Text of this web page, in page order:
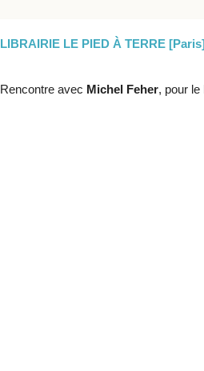
LIBRAIRIE LE PIED À TERRE
Rencontre avec Michel Feher, pour le